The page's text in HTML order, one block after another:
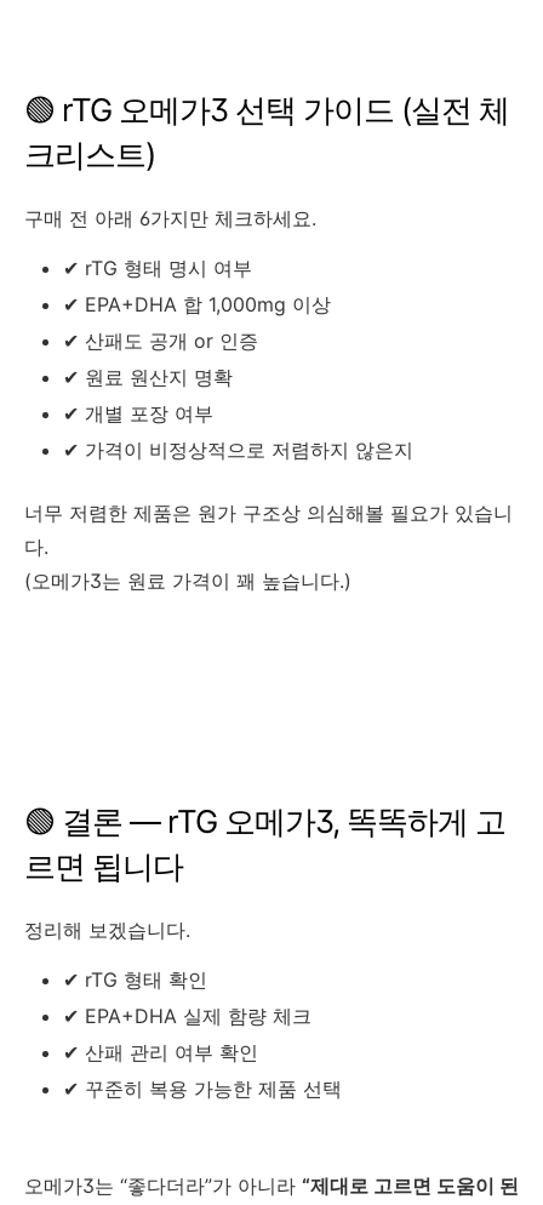
🟢 rTG 오메가3 선택 가이드 (실전 체
크리스트)
구매 전 아래 6가지만 체크하세요.
✔ rTG 형태 명시 여부
✔ EPA+DHA 합 1,000mg 이상
✔ 산패도 공개 or 인증
✔ 원료 원산지 명확
✔ 개별 포장 여부
✔ 가격이 비정상적으로 저렴하지 않은지
너무 저렴한 제품은 원가 구조상 의심해볼 필요가 있습니
다.
(오메가3는 원료 가격이 꽤 높습니다.)
🟢 결론 — rTG 오메가3, 똑똑하게 고
르면 됩니다
정리해 보겠습니다.
✔ rTG 형태 확인
✔ EPA+DHA 실제 함량 체크
✔ 산패 관리 여부 확인
✔ 꾸준히 복용 가능한 제품 선택
오메가3는 “좋다더라”가 아니라 “제대로 고르면 도움이 된